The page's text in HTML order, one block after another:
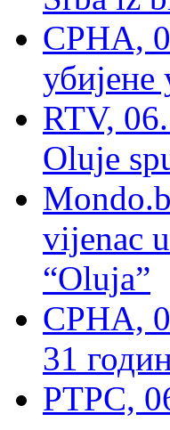
СРНА,
убијене
RTV,
Oluje
vijenac
“Oluja”
СРНА,
31
РТРС,